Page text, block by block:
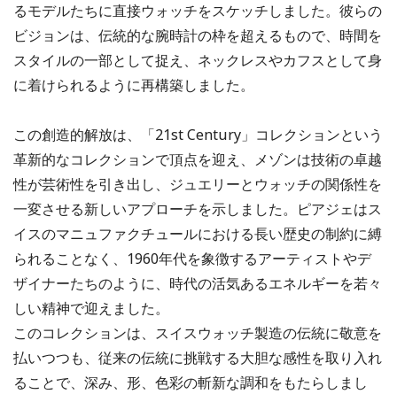
るモデルたちに直接ウォッチをスケッチしました。彼らの
ビジョンは、伝統的な腕時計の枠を超えるもので、時間を
スタイルの一部として捉え、ネックレスやカフスとして身
に着けられるように再構築しました。
この創造的解放は、「21st Century」コレクションという
革新的なコレクションで頂点を迎え、メゾンは技術の卓越
性が芸術性を引き出し、ジュエリーとウォッチの関係性を
一変させる新しいアプローチを示しました。ピアジェはス
イスのマニュファクチュールにおける長い歴史の制約に縛
られることなく、1960年代を象徴するアーティストやデ
ザイナーたちのように、時代の活気あるエネルギーを若々
しい精神で迎えました。
このコレクションは、スイスウォッチ製造の伝統に敬意を
払いつつも、従来の伝統に挑戦する大胆な感性を取り入れ
ることで、深み、形、色彩の斬新な調和をもたらしまし